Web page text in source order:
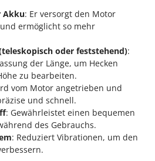
Akku: Er versorgt den Motor
ermöglicht so mehr
oder feststehend):
der Länge, um Hecken
zu bearbeiten.
vom Motor angetrieben und
und schnell.
: Gewährleistet einen bequemen
des Gebrauchs.
: Reduziert Vibrationen, um den